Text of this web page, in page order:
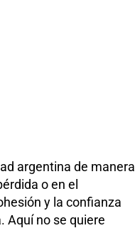
argentina de manera
o en el
y la confianza
Aquí no se quiere